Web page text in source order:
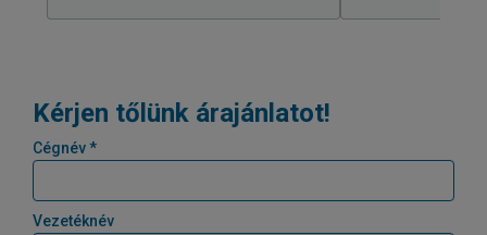
Kérjen tőlünk árajánlatot!
Cégnév *
Vezetéknév